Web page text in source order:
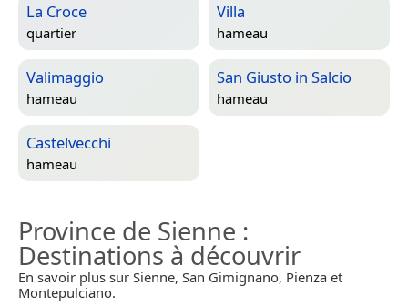
La Croce
quartier
Villa
hameau
Valimaggio
hameau
San Giusto in Salcio
hameau
Castelvecchi
hameau
Province de Sienne :
Destinations à découvrir
En savoir plus sur Sienne, San Gimignano, Pienza et
Montepulciano.